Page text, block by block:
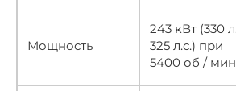
Мощность
243 кВт (330
325 л.с.) при
5400 об / мин